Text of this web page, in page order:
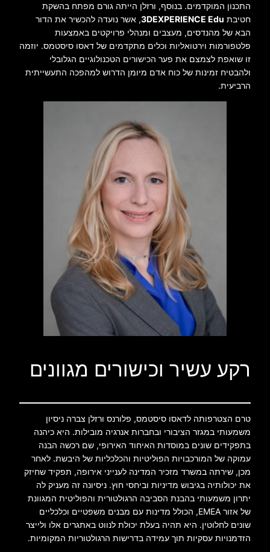
התכנון המוקדמים. בנוסף, ורזלן הייתה גורם מפתח בהשקת
חטיבת 3DEXPERIENCE Edu, אשר נועדה להכשיר את הדור
הבא של מהנדסים, מעצבים ומנהלי פרויקטים באמצעות
פלטפורמות וירטואליות וכלים מתקדמים של דאסו סיסטמס. יוזמה
זו שואפת לצמצם את פער הכישורים הטכנולוגיים הגלובלי
ולהבטיח זמינות של כוח אדם מיומן הדרוש למהפכה התעשייתית
הרביעית.
רקע עשיר וכישורים מגוונים
טרם הצטרפותה לדאסו סיסטמס, פלורנס ורזלן צברה ניסיון
משמעותי במגזר הציבורי ובחברות אנרגיה מובילות. היא כיהנה
בתפקידים שונים במוסדות האיחוד האירופי, שם רכשה הבנה
עמוקה של המורכבויות הפוליטיות והכלכליות של היבשת. לאחר
מכן, שירתה במשרד מזכיר המדינה לענייני אירופה, תפקיד שחיזק
את יכולותיה בגיבוש מדיניות וביחסי חוץ. ניסיונה זה מעניק לה
יתרון משמעותי בהבנת הסביבה הרגולטורית והפוליטית המגוונת
של אזור EMEA, הכולל מדינות עם מבנים משפטיים וכלכליים
שונים לחלוטין. היא תהיה בעלת יכולת לנווט באתגרים אלו ולייצר
הזדמנויות עסקיות תוך עמידה בדרישות הרגולטוריות המקומיות.